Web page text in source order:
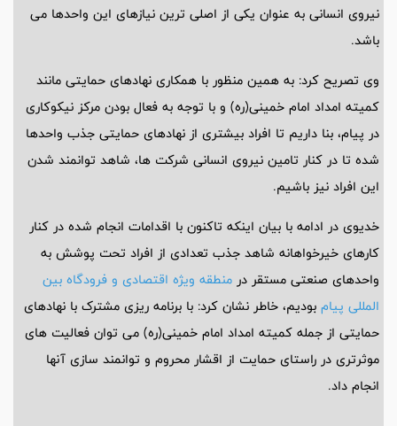
نیروی انسانی به عنوان یکی از اصلی ترین نیازهای این واحدها می
باشد.
وی تصریح کرد: به همین منظور با همکاری نهادهای حمایتی مانند
کمیته امداد امام خمینی(ره) و با توجه به فعال بودن مرکز نیکوکاری
در پیام، بنا داریم تا افراد بیشتری از نهادهای حمایتی جذب واحدها
شده تا در کنار تامین نیروی انسانی شرکت ها، شاهد توانمند شدن
این افراد نیز باشیم.
خدیوی در ادامه با بیان اینکه تاکنون با اقدامات انجام شده در کنار
کارهای خیرخواهانه شاهد جذب تعدادی از افراد تحت پوشش به
واحدهای صنعتی مستقر در منطقه ویژه اقتصادی و فرودگاه بین
المللی پیام بودیم، خاطر نشان کرد: با برنامه ریزی مشترک با نهادهای
حمایتی از جمله کمیته امداد امام خمینی(ره) می توان فعالیت های
موثرتری در راستای حمایت از اقشار محروم و توانمند سازی آنها
انجام داد.